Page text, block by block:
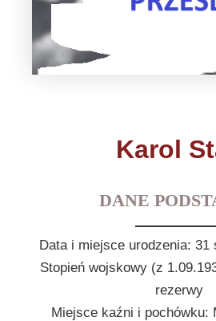
Karol
DANE
Data i miejsce urodzenia: 31
Stopień wojskowy (z
rezerwy
Miejsce kaźni i pochówku: